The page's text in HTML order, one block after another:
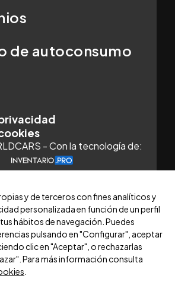
de autoconsumo
- Con la tecnología de:
y de terceros con fines analíticos y
personalizada en función de un perfil
hábitos de navegación. Puedes
pulsando en "Configurar", aceptar
clic en "Aceptar", o rechazarlas
Para más información consulta